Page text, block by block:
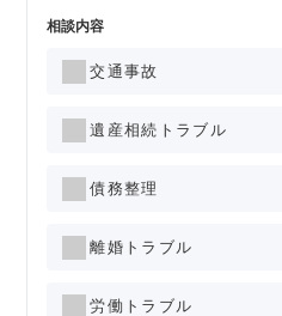
相談内容
交通事故
遺産相続トラブル
債務整理
離婚トラブル
労働トラブル